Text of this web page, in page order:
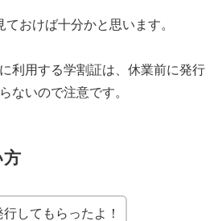
おけば十分かと思います。
利用する学割証は、休業前に発行
ないので注意です。
方
してもらったよ！